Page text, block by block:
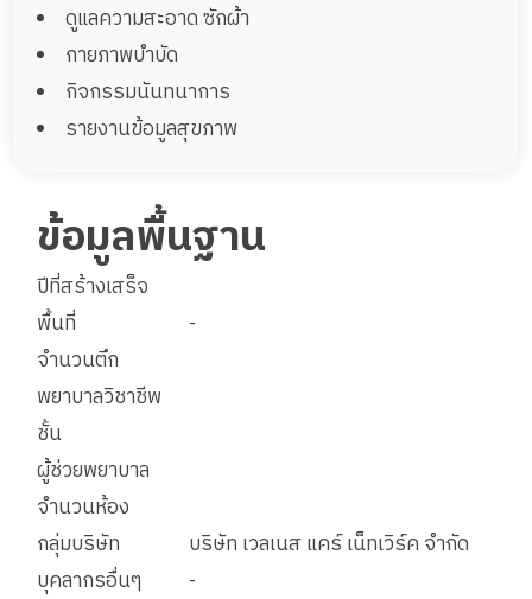
ดูแลความสะอาด ซักผ้า
กายภาพบำบัด
กิจกรรมนันทนาการ
รายงานข้อมูลสุขภาพ
ข้อมูลพื้นฐาน
ปีที่สร้างเสร็จ
พื้นที่
-
จำนวนตึก
พยาบาลวิชาชีพ
ชั้น
ผู้ช่วยพยาบาล
จำนวนห้อง
กลุ่มบริษัท
บริษัท เวลเนส แคร์ เน็ทเวิร์ค จำกัด
บุคลากรอื่นๆ
-